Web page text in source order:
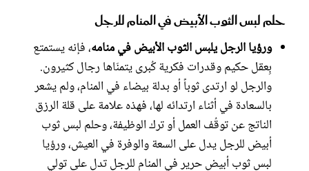
حلم لبس الثوب الأبيض في المنام للرجل
ورؤيا الرجل يلبس الثوب الأبيض في منامه، فإنه يستمتع
بِعقل حكيم وقدرات فكرية كُبرى يتمنَاها رجال كثيرون.
والرجل لو ارتدى ثوباً أو بدلة بيضاء في المنام، ولم يشعر
بالسعادة في أثناء ارتدائه لها، فهذه علامة على قلة الرزق
الناتج عن توقُف العمل أو ترك الوظيفة، وحلم لبس ثوب
أبيض للرجل يدل على السعة والوفرة في العيش، ورؤيا
لبس ثوب أبيض حرير في المنام للرجل تدل على تولي